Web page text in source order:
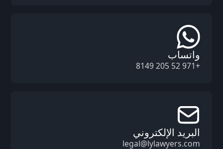
واتساب
+971 52 205 8149
البريد الإلكتروني
legal@lylawyers.com